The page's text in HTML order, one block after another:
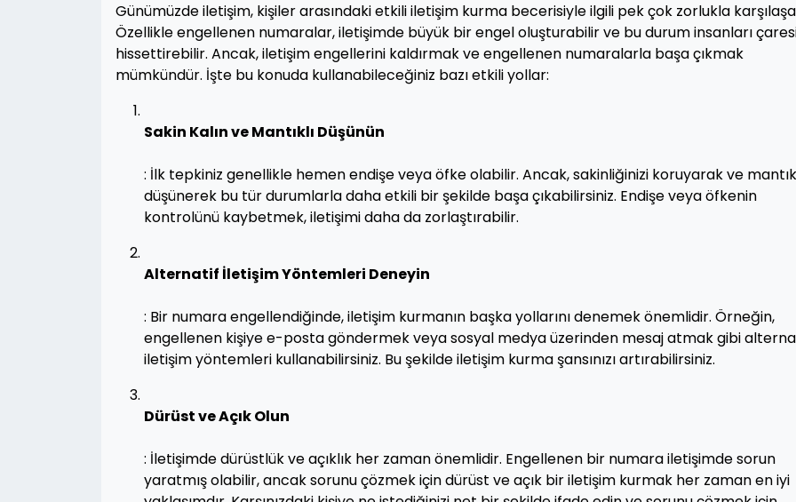
Günümüzde iletişim, kişiler arasındaki etkili iletişim kurma becerisiyle ilgili pek çok zorlukla
Özellikle engellenen numaralar, iletişimde büyük bir engel oluşturabilir ve bu durum insanları
hissettirebilir. Ancak, iletişim engellerini kaldırmak ve engellenen numaralarla başa çıkmak
mümkündür. İşte bu konuda kullanabileceğiniz bazı etkili yollar:
Sakin Kalın ve Mantıklı Düşünün
: İlk tepkiniz genellikle hemen endişe veya öfke olabilir. Ancak, sakinliğinizi koruyarak ve
düşünerek bu tür durumlarla daha etkili bir şekilde başa çıkabilirsiniz. Endişe veya öfkenin
kontrolünü kaybetmek, iletişimi daha da zorlaştırabilir.
Alternatif İletişim Yöntemleri Deneyin
: Bir numara engellendiğinde, iletişim kurmanın başka yollarını denemek önemlidir. Örneğin,
engellenen kişiye e-posta göndermek veya sosyal medya üzerinden mesaj atmak gibi
iletişim yöntemleri kullanabilirsiniz. Bu şekilde iletişim kurma şansınızı artırabilirsiniz.
Dürüst ve Açık Olun
: İletişimde dürüstlük ve açıklık her zaman önemlidir. Engellenen bir numara iletişimde sorun
yaratmış olabilir, ancak sorunu çözmek için dürüst ve açık bir iletişim kurmak her zaman en iyi